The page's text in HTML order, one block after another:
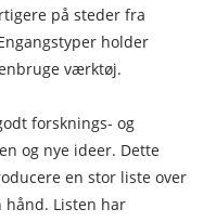
på steder fra
holder
værktøj.
forsknings- og
og nye ideer. Dette
en stor liste over
hånd. Listen har